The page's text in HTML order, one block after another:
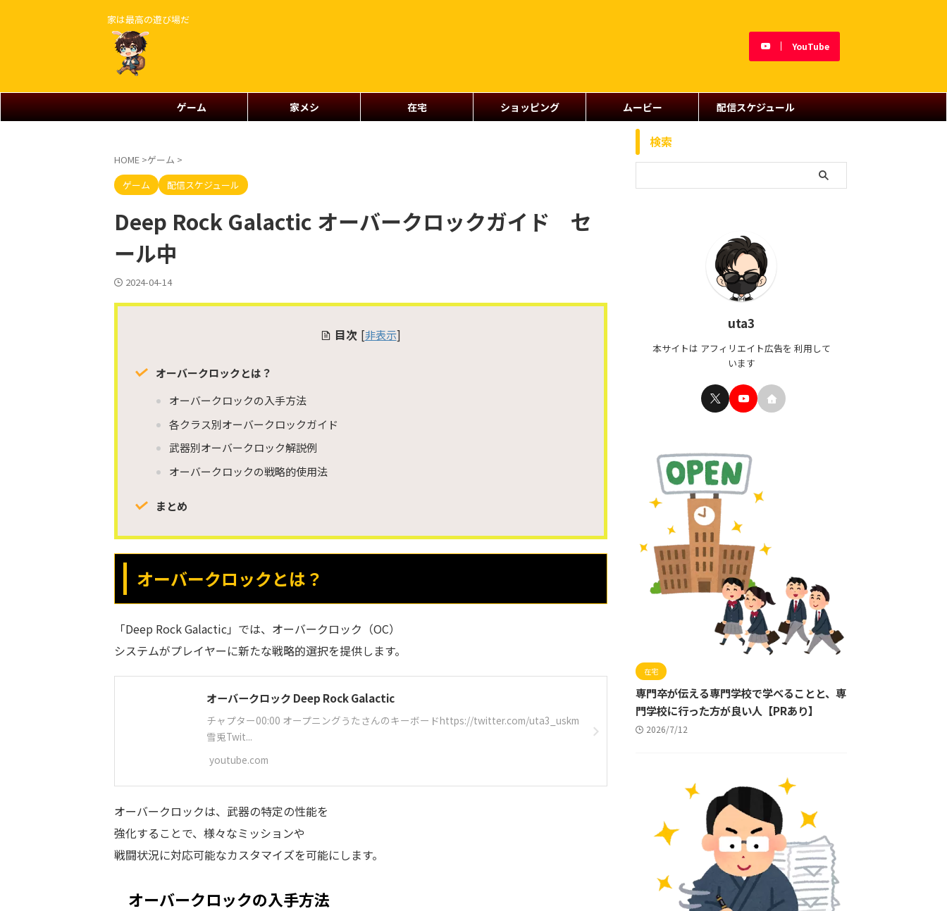
家は最高の遊び場だ
YouTube
ゲーム 家メシ 在宅 ショッピング ムービー 配信スケジュール
HOME >ゲーム >
ゲーム
配信スケジュール
Deep Rock Galactic オーバークロックガイド セ
ール中
2024-04-14
目次 [非表示]
オーバークロックとは？
オーバークロックの入手方法
各クラス別オーバークロックガイド
武器別オーバークロック解説例
オーバークロックの戦略的使用法
まとめ
オーバークロックとは？
「Deep Rock Galactic」では、オーバークロック（OC）
システムがプレイヤーに新たな戦略的選択を提供します。
オーバークロック Deep Rock Galactic
チャプター00:00 オープニングうたさんのキーボードhttps://twitter.com/uta3_uskm
雪兎Twit...
youtube.com
オーバークロックは、武器の特定の性能を
強化することで、様々なミッションや
戦闘状況に対応可能なカスタマイズを可能にします。
オーバークロックの入手方法
検索
uta3
本サイトは アフィリエイト広告を 利用して
います
在宅
専門卒が伝える専門学校で学べることと、専
門学校に行った方が良い人【PRあり】
2026/7/12